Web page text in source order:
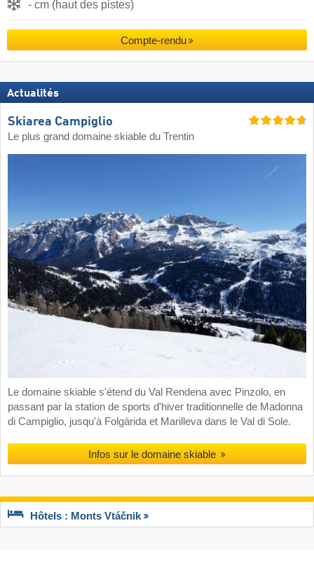
- cm (haut des pistes)
Compte-rendu
Actualités
Skiarea Campiglio
Le plus grand domaine skiable du Trentin
Le domaine skiable s'étend du Val Rendena avec Pinzolo, en
passant par la station de sports d'hiver traditionnelle de Madonna
di Campiglio, jusqu'à Folgàrida et Marilleva dans le Val di Sole.
Infos sur le domaine skiable
Hôtels : Monts Vtáčnik